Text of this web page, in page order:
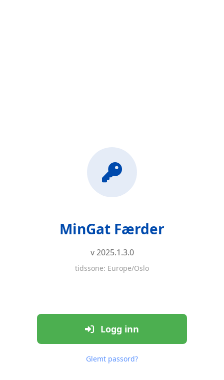
MinGat Færder
v 2025.1.3.0
tidssone: Europe/Oslo
Logg inn
Glemt passord?